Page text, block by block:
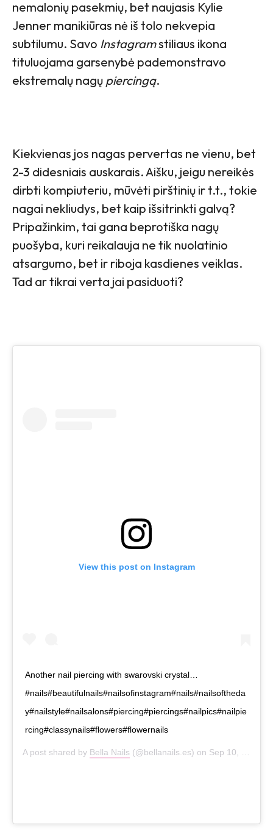
nemalonių pasekmių, bet naujasis Kylie
Jenner manikiūras nė iš tolo nekvepia
subtilumu. Savo Instagramstiliaus ikona
tituluojama garsenybė pademonstravo
ekstremalų nagų piercingą.
Kiekvienas jos nagas pervertas ne vienu, bet
2-3 didesniais auskarais. Aišku, jeigu nereikės
dirbti kompiuteriu, mūvėti pirštinių ir t.t., tokie
nagai nekliudys, bet kaip išsitrinkti galvą?
Pripažinkim, tai gana beprotiška nagų
puošyba, kuri reikalauja ne tik nuolatinio
atsargumo, bet ir riboja kasdienes veiklas.
Tad ar tikrai verta jai pasiduoti?
View this post on Instagram
Another nail piercing with swarovski crystal…
#nails#beautifulnails#nailsofinstagram#nails#nailsoftheda
y#nailstyle#nailsalons#piercing#piercings#nailpics#nailpie
rcing#classynails#flowers#flowernails
A post shared by Bella Nails (@bellanails.es) on Sep 10, 2020 at 10:56am PDT